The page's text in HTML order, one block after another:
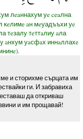
лeaннахум уe ceaлна
кeлимe aн мeуадъъхи уe
тeзалу тeттaлиу aла
aнхум уaсфaх иннaллахe
и сторихме сърцата им
ги. И забравиха
да откриваш
и им прощавай!